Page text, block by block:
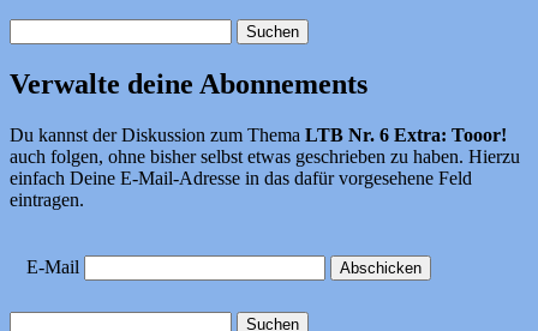
nach:
Verwalte deine Abonnements
Du kannst der Diskussion zum Thema LTB Nr. 6 Extra: Tooor!
auch folgen, ohne bisher selbst etwas geschrieben zu haben. Hierzu
einfach Deine E-Mail-Adresse in das dafür vorgesehene Feld
eintragen.
E-Mail